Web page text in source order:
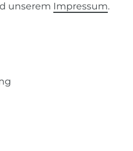
unserem Impressum.